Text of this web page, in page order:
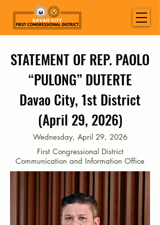
STATEMENT OF REP. PAOLO
“PULONG” DUTERTE
Davao City, 1st District
(April 29, 2026)
Wednesday, April 29, 2026
First Congressional District
Communication and Information Office